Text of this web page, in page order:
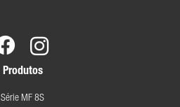
Produtos
Série MF 8S